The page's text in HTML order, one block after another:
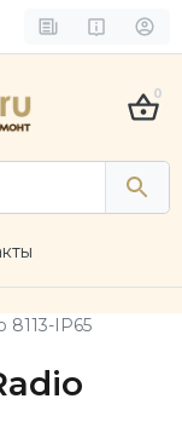
0
8113-IP65